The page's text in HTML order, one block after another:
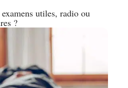
utiles, radio ou
?